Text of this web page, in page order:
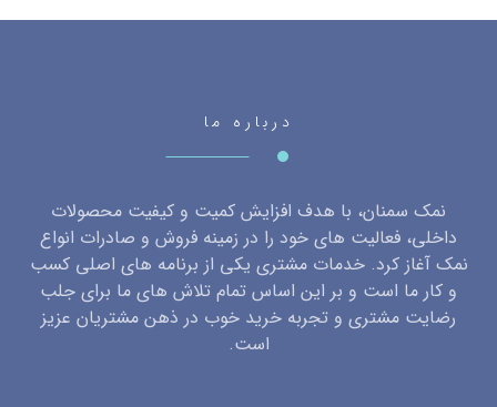
درباره ما
نمک سمنان، با هدف افزایش کمیت و کیفیت محصولات
داخلی، فعالیت های خود را در زمینه فروش و صادرات انواع
نمک آغاز کرد. خدمات مشتری یکی از برنامه های اصلی کسب
و کار ما است و بر این اساس تمام تلاش های ما برای جلب
رضایت مشتری و تجربه خرید خوب در ذهن مشتریان عزیز
است.